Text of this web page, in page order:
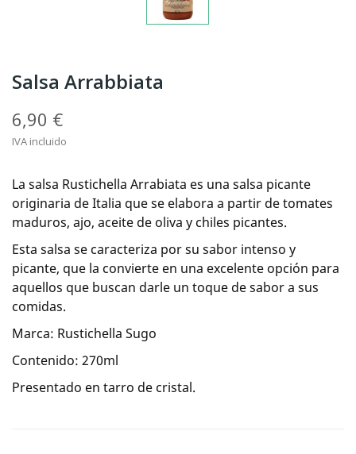
Salsa Arrabbiata
6,90 €
IVA incluido
La salsa Rustichella Arrabiata es una salsa picante
originaria de Italia que se elabora a partir de tomates
maduros, ajo, aceite de oliva y chiles picantes.
Esta salsa se caracteriza por su sabor intenso y
picante, que la convierte en una excelente opción para
aquellos que buscan darle un toque de sabor a sus
comidas.
Marca: Rustichella Sugo
Contenido: 270ml
Presentado en tarro de cristal.